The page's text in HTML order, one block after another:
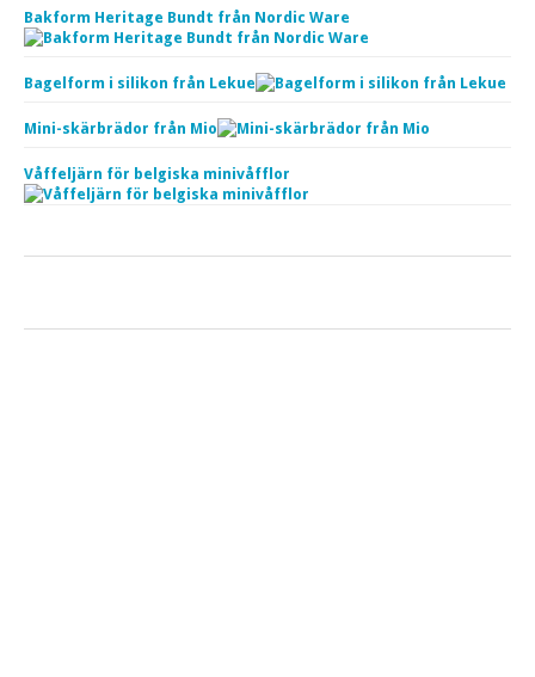
Bakform Heritage Bundt från Nordic Ware
Bagelform i silikon från Lekue
Mini-skärbrädor från Mio
Våffeljärn för belgiska minivåfflor